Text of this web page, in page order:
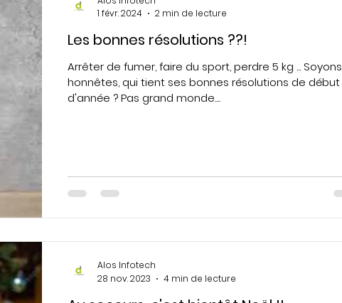
Les bonnes résolutions ??!
Arrêter de fumer, faire du sport, perdre 5 kg ... Soyons
honnêtes, qui tient ses bonnes résolutions de début
d'année ? Pas grand monde....
1 févr. 2024
2 min de lecture
Alos Infotech
28 nov. 2023
4 min de lecture